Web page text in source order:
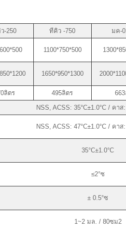
-250 ทีคิว -750 มค-
1100*750*500
1650*950*1300
ลิตร 495ลิตร
NSS, ACSS: 35°C±1.0°C / คาส:
NSS, ACSS: 47°C±1.0°C / คาส:
35°C±1.0°C
≤2°ซ
± 0.5°ซ
1~2 มล. / 80ซม2